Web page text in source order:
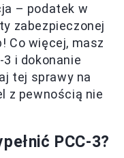
– podatek w
zabezpieczonej
Co więcej, masz
3 i dokonanie
tej sprawy na
z pewnością nie
PCC-3?